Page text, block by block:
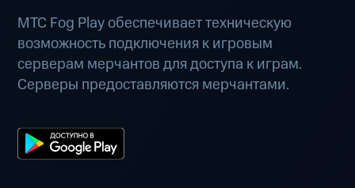
МТС Fog Play обеспечивает техническую
возможность подключения к игровым
серверам мерчантов для доступа к играм.
Серверы предоставляются мерчантами.